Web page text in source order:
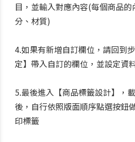
目，並輸入對應內容(每個商品
分、材質)
4.如果有新增自訂欄位，請回到
定】帶入自訂的欄位，並設定資
5.最後進入【商品標籤設計】，
後，自行依照版面順序點選按鈕
印標籤